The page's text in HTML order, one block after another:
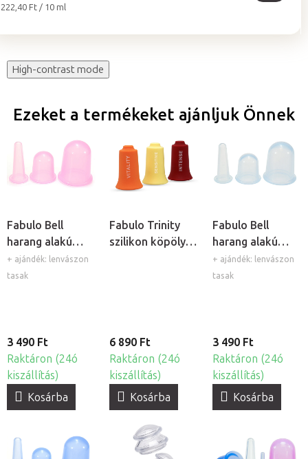
Egységár:
222,40 Ft / 10 ml
High-contrast mode
Ezeket a termékeket ajánljuk Önnek
Fabulo Bell
harang alakú
szilikon köpöly
készlet - lila, 3db
+ ajándék: lenvászon
tasak
3 490 Ft
Raktáron (24ó
kiszállítás)
Kosárba
Fabulo Trinity
szilikon köpöly
6 890 Ft
Raktáron (24ó
kiszállítás)
Kosárba
Fabulo Bell
harang alakú
szilikon köpöly
készlet -
+ ajándék: lenvászon
tasak
3 490 Ft
Raktáron (24ó
kiszállítás)
Kosárba